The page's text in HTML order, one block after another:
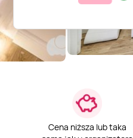
Cena niższa lub taka